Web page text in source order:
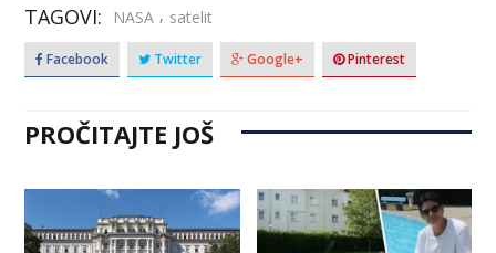
TAGOVI: NASA , satelit
Facebook Twitter Google+ Pinterest
PROČITAJTE JOŠ